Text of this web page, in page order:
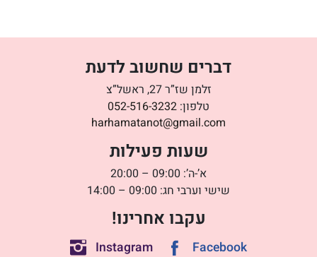
דברים שחשוב לדעת
זלמן שז”ר 27, ראשל”צ
טלפון: 052-516-3232
harhamatanot@gmail.com
שעות פעילות
א’-ה’: 09:00 – 20:00
שישי וערבי חג: 09:00 – 14:00
עקבו אחרינו!
Facebook
Instagram